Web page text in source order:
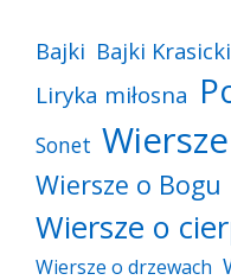
Bajki Bajki
Liryka miłosna
Sonet
Wiersze o Bogu
Wiersze o
Wiersze o drzewach